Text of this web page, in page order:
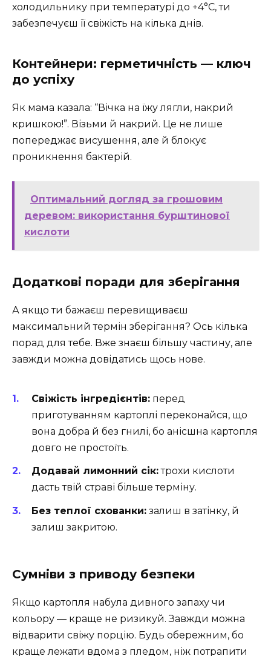
холодильнику при температурі до +4°C, ти
забезпечуєш її свіжість на кілька днів.
Контейнери: герметичність — ключ
до успіху
Як мама казала: “Вічка на їжу лягли, накрий
кришкою!”. Візьми й накрий. Це не лише
попереджає висушення, але й блокує
проникнення бактерій.
Оптимальний догляд за грошовим
деревом: використання бурштинової
кислоти
Додаткові поради для зберігання
А якщо ти бажаєш перевищиваєш
максимальний термін зберігання? Ось кілька
порад для тебе. Вже знаєш більшу частину, але
завжди можна довідатись щось нове.
Свіжість інгредієнтів: перед
приготуванням картоплі переконайся, що
вона добра й без гнилі, бо анісшна картопля
довго не простоїть.
Додавай лимонний сік:трохи кислоти
дасть твій страві більше терміну.
Без теплої схованки: залиш в затінку, й
залиш закритою.
Сумніви з приводу безпеки
Якщо картопля набула дивного запаху чи
кольору — краще не ризикуй. Завжди можна
відварити свіжу порцію. Будь обережним, бо
краще лежати вдома з пледом, ніж потрапити